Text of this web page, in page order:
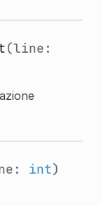
(line:
int)